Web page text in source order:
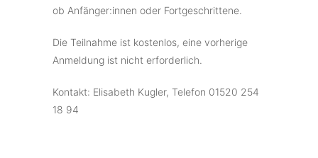
ob Anfänger:innen oder Fortgeschrittene.
Die Teilnahme ist kostenlos, eine vorherige
Anmeldung ist nicht erforderlich.
Kontakt: Elisabeth Kugler, Telefon 01520 254
18 94